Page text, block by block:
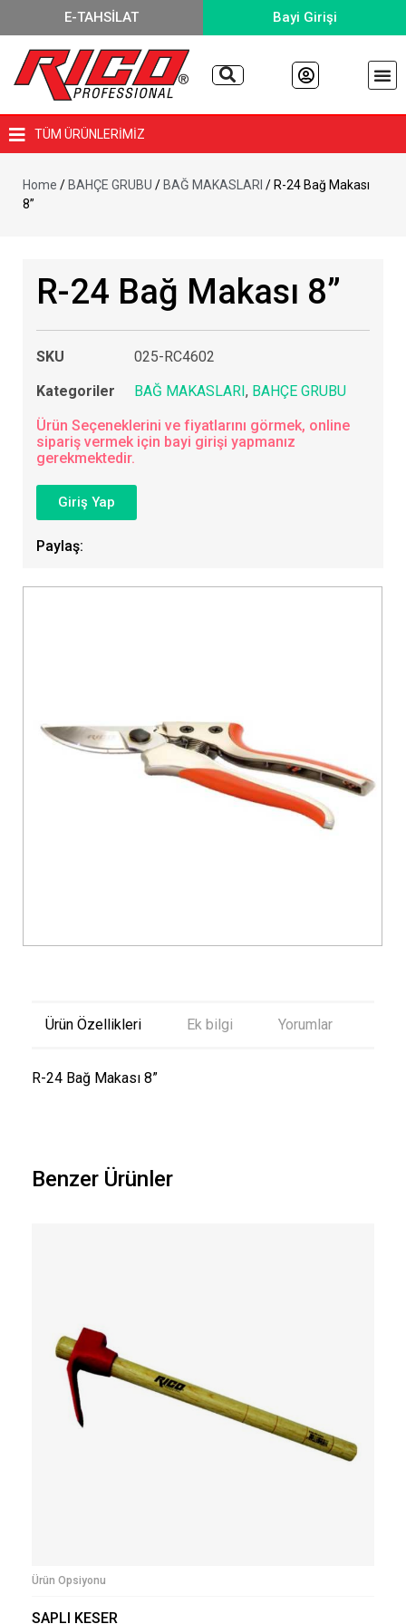
E-TAHSİLAT Bayi Girişi
TÜM ÜRÜNLERİMİZ
Home / BAHÇE GRUBU / BAĞ MAKASLARI / R-24 Bağ Makası
8”
R-24 Bağ Makası 8”
SKU
025-RC4602
Kategoriler
BAĞ MAKASLARI , BAHÇE GRUBU
Ürün Seçeneklerini ve fiyatlarını görmek, online
sipariş vermek için bayi girişi yapmanız
gerekmektedir.
Giriş Yap
Paylaş:
Ürün Özellikleri Ek bilgi Yorumlar
R-24 Bağ Makası 8”
Benzer Ürünler
Ürün Opsiyonu
SAPLI KESER